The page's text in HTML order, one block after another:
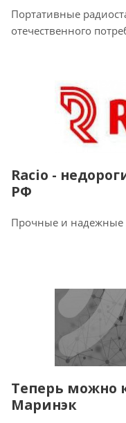
Портативные
отечественного
Racio -
РФ
Прочные и надежные
Теперь можно
Маринэк